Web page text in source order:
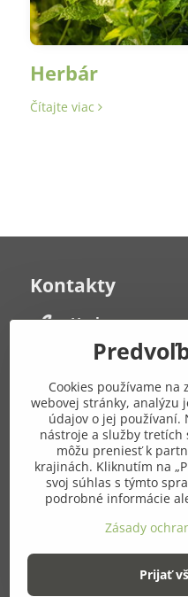
Herbár
Čítajte viac
Kontakty
Herbana, s​.r​.o​.
Strelecká 6
931 01 Šamorín
+421 908 549 649
eshop​@gresik​.sk
Osobný odber
Strelecká 6,
Cookies používame na
webovej stránky, analýzu
údajov o jej používaní.
nástroje a služby tretích
môžu preniesť k
krajinách. Kliknutím na
svoj súhlas s týmto
podrobné informácie
Zásady
Prijať